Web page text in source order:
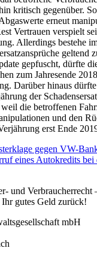
kritisch gegenüber.
erneut
Vertrauen verspielt
Allerdings bestehe
geltend
gepfuscht, dürfte
zum Jahresende
Darüber hinaus
der
die betroffenen
und den
erst Ende
gegen VW-
eines Autokredits bei
und Verbraucherrecht
gutes Geld zurück!
mbH